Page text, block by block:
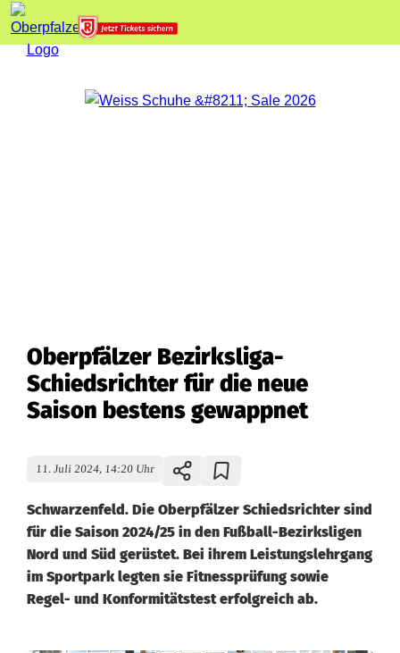
Oberpfälzer Bezirksliga-
Schiedsrichter für die neue
Saison bestens gewappnet
11. Juli 2024, 14:20 Uhr
Schwarzenfeld. Die Oberpfälzer Schiedsrichter sind
für die Saison 2024/25 in den Fußball-Bezirksligen
Nord und Süd gerüstet. Bei ihrem Leistungslehrgang
im Sportpark legten sie Fitnessprüfung sowie
Regel- und Konformitätstest erfolgreich ab.